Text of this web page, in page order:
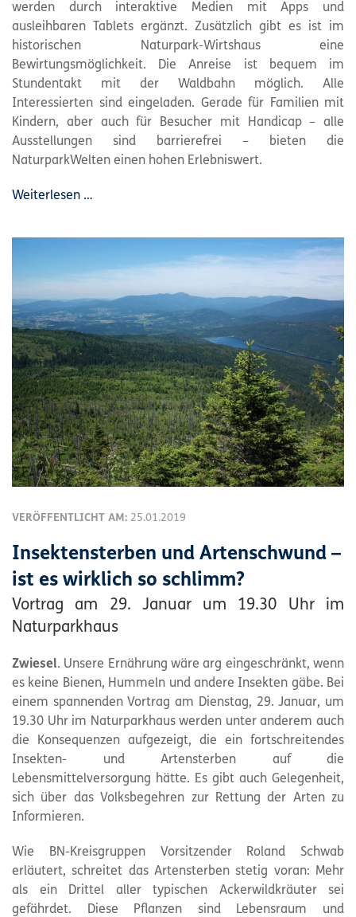
werden durch interaktive Medien mit Apps und
ausleihbaren Tablets ergänzt. Zusätzlich gibt es ist im
historischen Naturpark-Wirtshaus eine
Bewirtungsmöglichkeit. Die Anreise ist bequem im
Stundentakt mit der Waldbahn möglich. Alle
Interessierten sind eingeladen. Gerade für Familien mit
Kindern, aber auch für Besucher mit Handicap – alle
Ausstellungen sind barrierefrei – bieten die
NaturparkWelten einen hohen Erlebniswert.
Weiterlesen …
VERÖFFENTLICHT AM: 25.01.2019
Insektensterben und Artenschwund –
ist es wirklich so schlimm?
Vortrag am 29. Januar um 19.30 Uhr im
Naturparkhaus
Zwiesel. Unsere Ernährung wäre arg eingeschränkt, wenn
es keine Bienen, Hummeln und andere Insekten gäbe. Bei
einem spannenden Vortrag am Dienstag, 29. Januar, um
19.30 Uhr im Naturparkhaus werden unter anderem auch
die Konsequenzen aufgezeigt, die ein fortschreitendes
Insekten- und Artensterben auf die
Lebensmittelversorgung hätte. Es gibt auch Gelegenheit,
sich über das Volksbegehren zur Rettung der Arten zu
Informieren.
Wie BN-Kreisgruppen Vorsitzender Roland Schwab
erläutert, schreitet das Artensterben stetig voran: Mehr
als ein Drittel aller typischen Ackerwildkräuter sei
gefährdet. Diese Pflanzen sind Lebensraum und